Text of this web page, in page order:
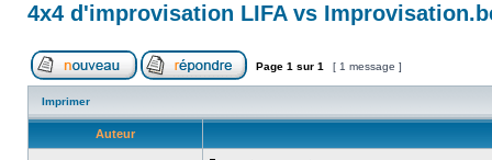
4x4 d'improvisation LIFA vs
Page 1 sur 1 [ 1 message ]
Imprimer
Auteur